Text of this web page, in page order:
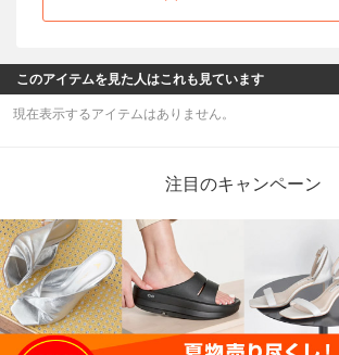
このアイテムを見た人はこれも見ています
現在表示するアイテムはありません。
注目のキャンペーン